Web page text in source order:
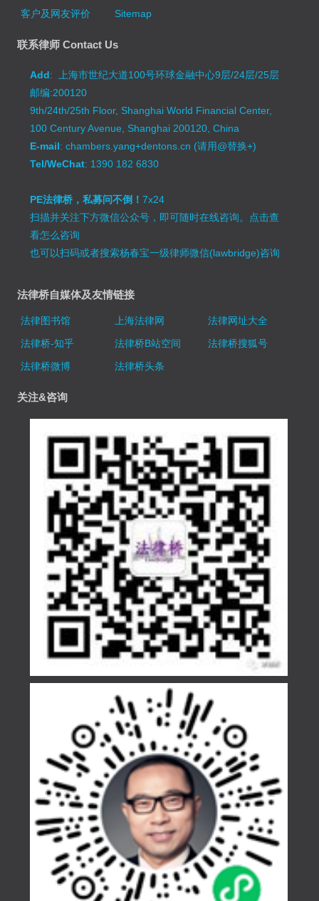
客户及网友评价
Sitemap
联系律师 Contact Us
Add: 上海市世纪大道100号环球金融中心9层/24层/25层
邮编:200120
9th/24th/25th Floor, Shanghai World Financial Center,
100 Century Avenue, Shanghai 200120, China
E-mail: chambers.yang+dentons.cn (请用@替换+)
Tel/WeChat: 1390 182 6830
PE法律桥，私募问不倒！7x24
扫描并关注下方微信公众号，即可随时在线咨询。 点击查
看怎么咨询
也可以扫码或者搜索杨春宝一级律师微信(lawbridge)咨询
法律桥自媒体及友情链接
法律图书馆 上海法律网
法律网址大全
法律桥-知乎
法律桥B站空间
法律桥搜狐号
法律桥微博
法律桥头条
关注&咨询